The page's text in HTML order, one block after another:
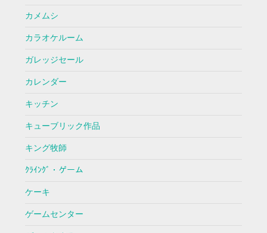
カメムシ
カラオケルーム
ガレッジセール
カレンダー
キッチン
キューブリック作品
キング牧師
ｸﾗｲﾝｸﾞ・ゲーム
ケーキ
ゲームセンター